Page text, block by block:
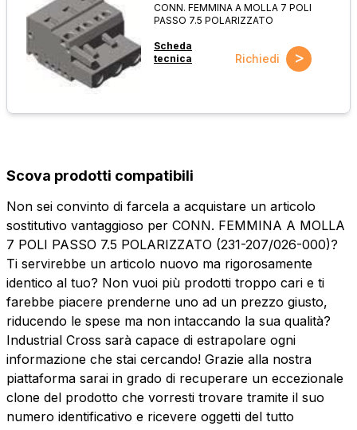
CONN. FEMMINA A MOLLA 7 POLI
PASSO 7.5 POLARIZZATO
Scheda
tecnica
Richiedi >
Scova prodotti compatibili
Non sei convinto di farcela a acquistare un articolo
sostitutivo vantaggioso per CONN. FEMMINA A MOLLA
7 POLI PASSO 7.5 POLARIZZATO (231-207/026-000)?
Ti servirebbe un articolo nuovo ma rigorosamente
identico al tuo? Non vuoi più prodotti troppo cari e ti
farebbe piacere prenderne uno ad un prezzo giusto,
riducendo le spese ma non intaccando la sua qualità?
Industrial Cross sarà capace di estrapolare ogni
informazione che stai cercando! Grazie alla nostra
piattaforma sarai in grado di recuperare un eccezionale
clone del prodotto che vorresti trovare tramite il suo
numero identificativo e ricevere oggetti del tutto